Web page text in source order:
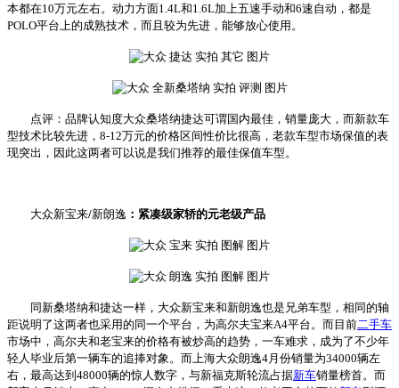
本都在10万元左右。动力方面1.4L和1.6L加上五速手动和6速自动，都是
POLO平台上的成熟技术，而且较为先进，能够放心使用。
点评：品牌认知度大众桑塔纳捷达可谓国内最佳，销量庞大，而新款车
型技术比较先进，8-12万元的价格区间性价比很高，老款车型市场保值的表
现突出，因此这两者可以说是我们推荐的最佳保值车型。
大众新宝来/新朗逸 ：紧凑级家轿的元老级产品
同新桑塔纳和捷达一样，大众新宝来和新朗逸也是兄弟车型，相同的轴
距说明了这两者也采用的同一个平台，为高尔夫宝来A4平台。而目前二手车
市场中，高尔夫和老宝来的价格有被炒高的趋势，一车难求，成为了不少年
轻人毕业后第一辆车的追捧对象。而上海大众朗逸4月份销量为34000辆左
右，最高达到48000辆的惊人数字，与新福克斯轮流占据新车销量榜首。而